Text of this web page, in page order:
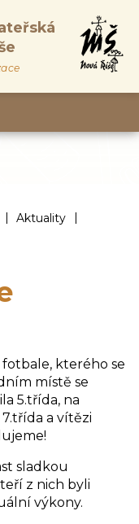
| Aktuality
|
kterého se
místě se
5.třída, na
a vítězi
sladkou
z nich byli
výkony.